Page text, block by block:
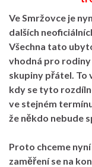
Ve Smržovce je
dalších
Všechna tato
vhodná pro
skupiny přátel. To
kdy se tyto
ve stejném
že někdo nebude
Proto chceme
zaměření se na